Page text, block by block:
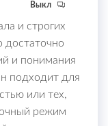
Выкл
и строгих
достаточно
и понимания
подходит для
или тех,
режим